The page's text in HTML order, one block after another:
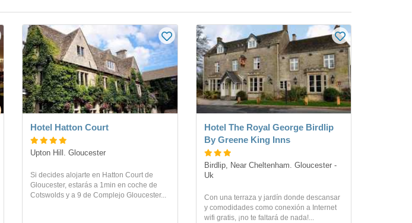
Hotel Hatton Court
Upton Hill. Gloucester
Si decides alojarte en Hatton Court de
Gloucester, estarás a 1min en coche de
Cotswolds y a 9 de Complejo Gloucester...
Hotel The Royal George Birdlip
By Greene King Inns
Birdlip, Near Cheltenham. Gloucester -
Uk
Con una terraza y jardín donde descansar
y comodidades como conexión a Internet
wifi gratis, ¡no te faltará de nada!...